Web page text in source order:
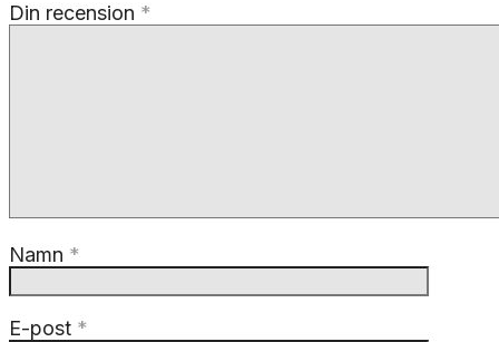
Din recension *
Namn *
E-post *